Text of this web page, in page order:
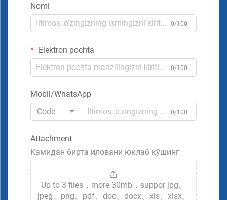
Nomi
0/100
Elektron pochta
0/100
Mobil/WhatsApp
Code
0/100
Attachment
Камидан бирта иловани юклаб қўшинг
Up to 3 files，more 30mb，suppor jpg、
jpeg、png、pdf、doc、docx、xls、xlsx、